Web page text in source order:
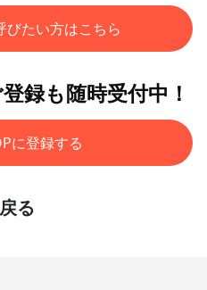
びたい方はこちら
録も随時受付中！
に登録する
戻る